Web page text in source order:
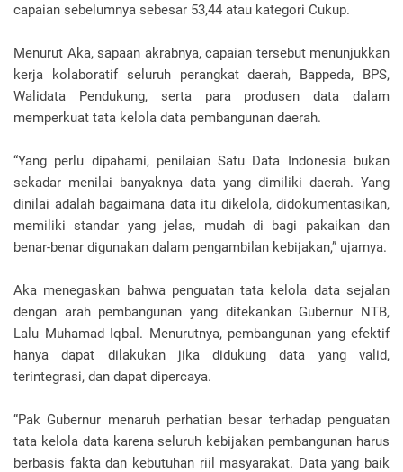
capaian sebelumnya sebesar 53,44 atau kategori Cukup.
Menurut Aka, sapaan akrabnya, capaian tersebut menunjukkan
kerja kolaboratif seluruh perangkat daerah, Bappeda, BPS,
Walidata Pendukung, serta para produsen data dalam
memperkuat tata kelola data pembangunan daerah.
“Yang perlu dipahami, penilaian Satu Data Indonesia bukan
sekadar menilai banyaknya data yang dimiliki daerah. Yang
dinilai adalah bagaimana data itu dikelola, didokumentasikan,
memiliki standar yang jelas, mudah di bagi pakaikan dan
benar-benar digunakan dalam pengambilan kebijakan,” ujarnya.
Aka menegaskan bahwa penguatan tata kelola data sejalan
dengan arah pembangunan yang ditekankan Gubernur NTB,
Lalu Muhamad Iqbal. Menurutnya, pembangunan yang efektif
hanya dapat dilakukan jika didukung data yang valid,
terintegrasi, dan dapat dipercaya.
“Pak Gubernur menaruh perhatian besar terhadap penguatan
tata kelola data karena seluruh kebijakan pembangunan harus
berbasis fakta dan kebutuhan riil masyarakat. Data yang baik